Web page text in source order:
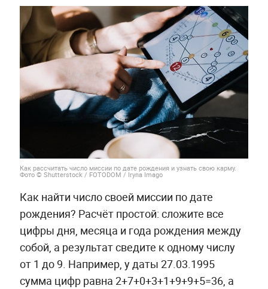
Как рассчитать число миссии по дате рождения и узнать свою карму.
Фото © Shutterstock / FOTODOM / Iryna Imago
Как найти число своей миссии по дате
рождения? Расчёт простой: сложите все
цифры дня, месяца и года рождения между
собой, а результат сведите к одному числу
от 1 до 9. Например, у даты 27.03.1995
сумма цифр равна 2+7+0+3+1+9+9+5=36, а